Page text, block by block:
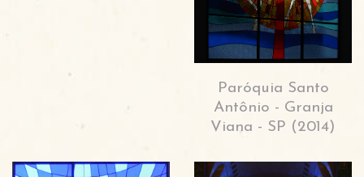
Paróquia Santo
Antônio - Granja
Viana - SP (2014)